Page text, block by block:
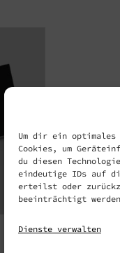
Um dir ein optimales
Cookies, um
du diesen
eindeutige IDs auf
erteilst oder
beeinträchtigt
Dienste verwalten